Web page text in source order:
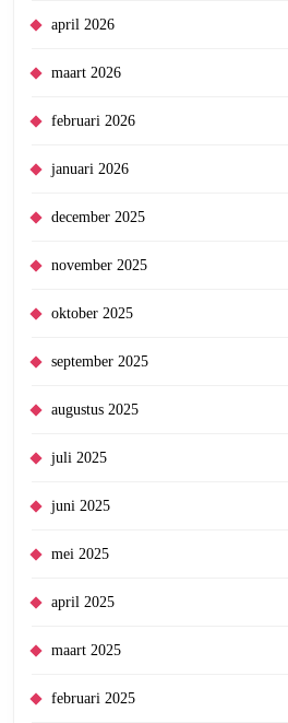
april 2026
maart 2026
februari 2026
januari 2026
december 2025
november 2025
oktober 2025
september 2025
augustus 2025
juli 2025
juni 2025
mei 2025
april 2025
maart 2025
februari 2025